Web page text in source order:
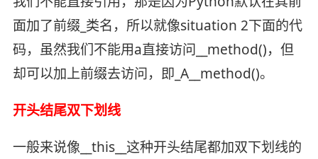
面加了前缀_类名，所以就像situation 2下面的代
码，虽然我们不能用a直接访问__method()，但
却可以加上前缀去访问，即_A__method()。
开头结尾双下划线
一般来说像__this__这种开头结尾都加双下划线的